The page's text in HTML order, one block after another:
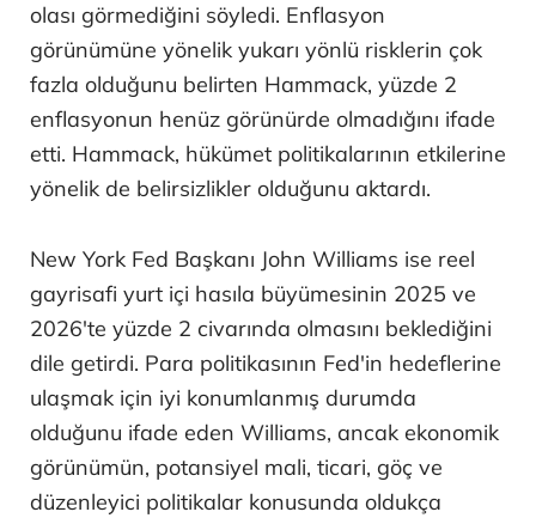
olası görmediğini söyledi. Enflasyon
görünümüne yönelik yukarı yönlü risklerin çok
fazla olduğunu belirten Hammack, yüzde 2
enflasyonun henüz görünürde olmadığını ifade
etti. Hammack, hükümet politikalarının etkilerine
yönelik de belirsizlikler olduğunu aktardı.
New York Fed Başkanı John Williams ise reel
gayrisafi yurt içi hasıla büyümesinin 2025 ve
2026'te yüzde 2 civarında olmasını beklediğini
dile getirdi. Para politikasının Fed'in hedeflerine
ulaşmak için iyi konumlanmış durumda
olduğunu ifade eden Williams, ancak ekonomik
görünümün, potansiyel mali, ticari, göç ve
düzenleyici politikalar konusunda oldukça